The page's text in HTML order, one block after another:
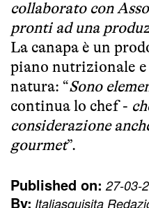
collaborato con
pronti ad una
La canapa è un
piano nutrizionale
natura: “Sono
continua lo chef -
considerazione
gourmet”.
Published on: 27-03-
By: Italiasquisita